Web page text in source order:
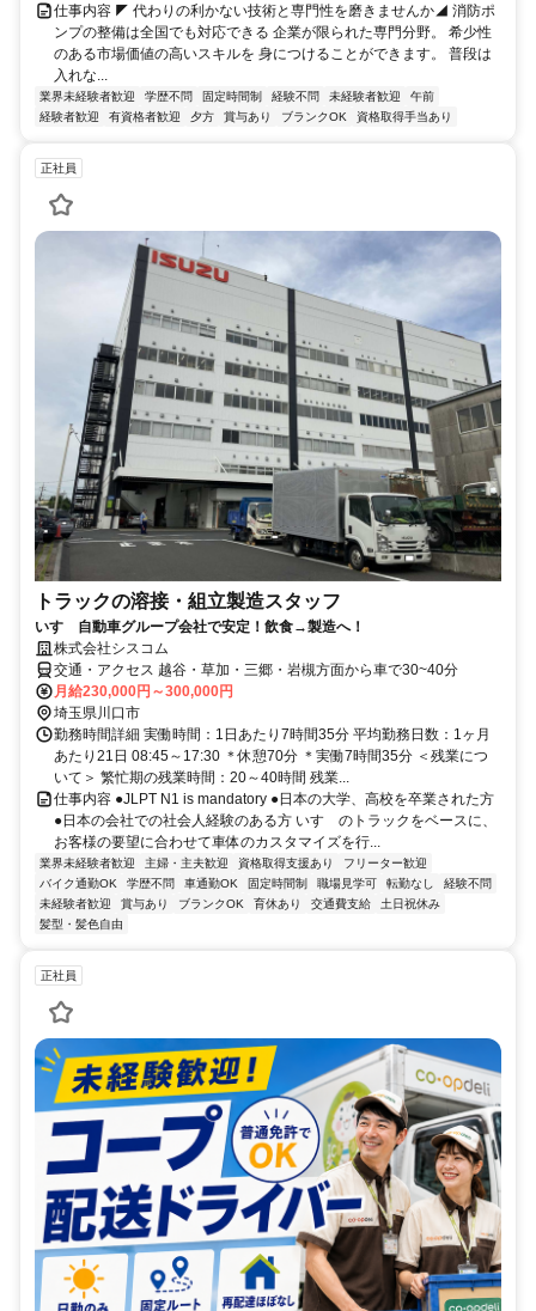
仕事内容 ◤ 代わりの利かない技術と専⾨性を磨きませんか◢ 消防ポ
ンプの整備は全国でも対応できる 企業が限られた専門分野。 希少性
のある市場価値の高いスキルを 身につけることができます。 普段は
⼊れな...
業界未経験者歓迎 学歴不問 固定時間制 経験不問 未経験者歓迎
午前
経験者歓迎
有資格者歓迎 夕方 賞与あり ブランクOK 資格取得手当あり
正社員
トラックの溶接・組立製造スタッフ
いすゞ自動車グループ会社で安定！飲食→製造へ！
株式会社シスコム
交通・アクセス 越谷・草加・三郷・岩槻方面から車で30~40分
月給230,000円～300,000円
埼玉県川口市
勤務時間詳細 実働時間：1日あたり7時間35分 平均勤務日数：1ヶ月
あたり21日 08:45～17:30 ＊休憩70分 ＊実働7時間35分 ＜残業につ
いて＞ 繁忙期の残業時間：20～40時間 残業...
仕事内容 ●JLPT N1 is mandatory ●日本の大学、高校を卒業された方
●日本の会社での社会人経験のある方 いすゞのトラックをベースに、
お客様の要望に合わせて車体のカスタマイズを行...
業界未経験者歓迎 主婦・主夫歓迎 資格取得支援あり
フリーター歓迎
バイク通勤OK
学歴不問 車通勤OK 固定時間制 職場見学可 転勤なし
経験不問
未経験者歓迎
賞与あり ブランクOK 育休あり 交通費支給
土日祝休み
髪型・髪色自由
正社員